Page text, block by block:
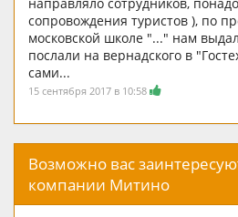
сопровождения туристов ), по
московской школе "..." нам
послали на вернадского в
сами...
15 сентября 2017 в 10:58
Возможно вас
компании Митино